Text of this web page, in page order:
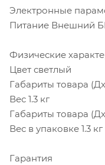
Электронные
Питание Внешний
Физические
Цвет светлый
Габариты товара
Вес 1.3 кг
Габариты товара
Вес в упаковке 1.3 кг
Гарантия